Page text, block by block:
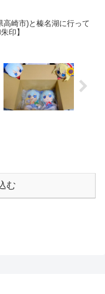
高崎市)と榛名湖に行って
印】
む